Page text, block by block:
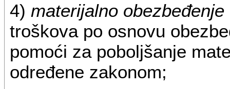
4) materijalno obezbeđenje
troškova po osnovu
pomoći za poboljšanje
određene zakonom;